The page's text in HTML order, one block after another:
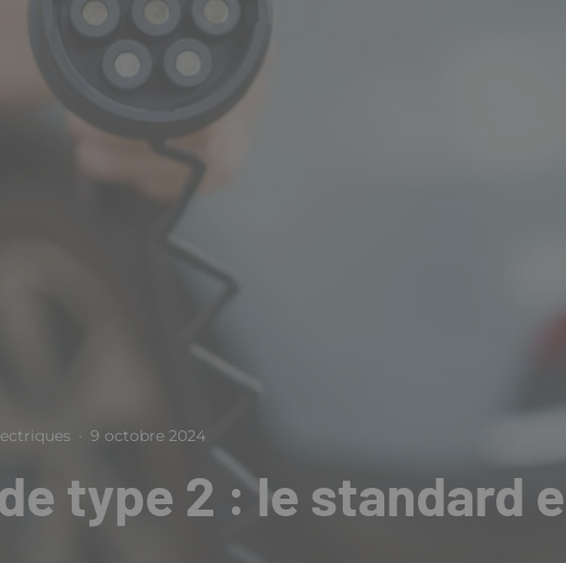
· 9 octobre 2024
type 2 : le standard